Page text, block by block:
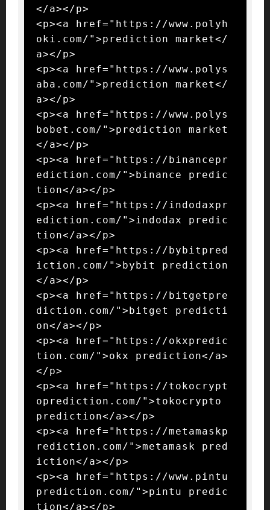
</a></p>
<p><a href="https://www.polyh
oki.com/">prediction market</
a></p>
<p><a href="https://www.polys
aba.com/">prediction market</
a></p>
<p><a href="https://www.polys
bobet.com/">prediction market
</a></p>
<p><a href="https://binancepr
ediction.com/">binance predic
tion</a></p>
<p><a href="https://indodaxpr
ediction.com/">indodax predic
tion</a></p>
<p><a href="https://bybitpred
iction.com/">bybit prediction
</a></p>
<p><a href="https://bitgetpre
diction.com/">bitget predicti
on</a></p>
<p><a href="https://okxpredic
tion.com/">okx prediction</a>
</p>
<p><a href="https://tokocrypt
oprediction.com/">tokocrypto
prediction</a></p>
<p><a href="https://metamaskp
rediction.com/">metamask pred
iction</a></p>
<p><a href="https://www.pintu
prediction.com/">pintu predic
tion</a></p>